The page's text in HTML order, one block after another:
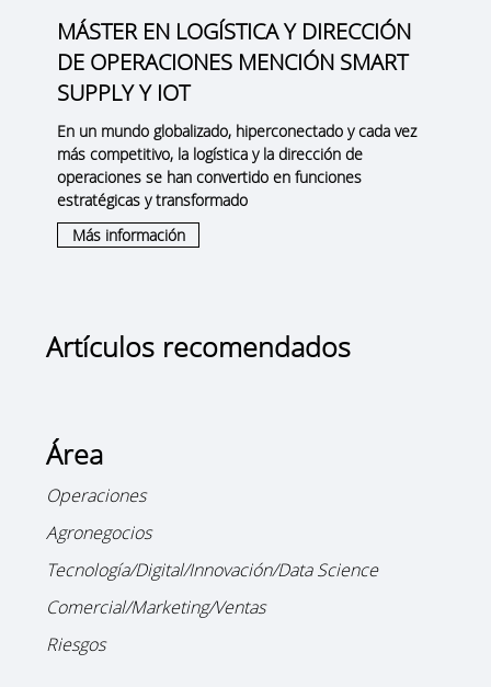
MÁSTER EN LOGÍSTICA Y DIRECCIÓN
DE OPERACIONES MENCIÓN SMART
SUPPLY Y IOT
En un mundo globalizado, hiperconectado y cada vez
más competitivo, la logística y la dirección de
operaciones se han convertido en funciones
estratégicas y transformado
Más información
Artículos recomendados
Área
Operaciones
Agronegocios
Tecnología/Digital/Innovación/Data Science
Comercial/Marketing/Ventas
Riesgos